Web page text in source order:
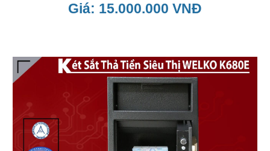
Giá: 15.000.000 VNĐ